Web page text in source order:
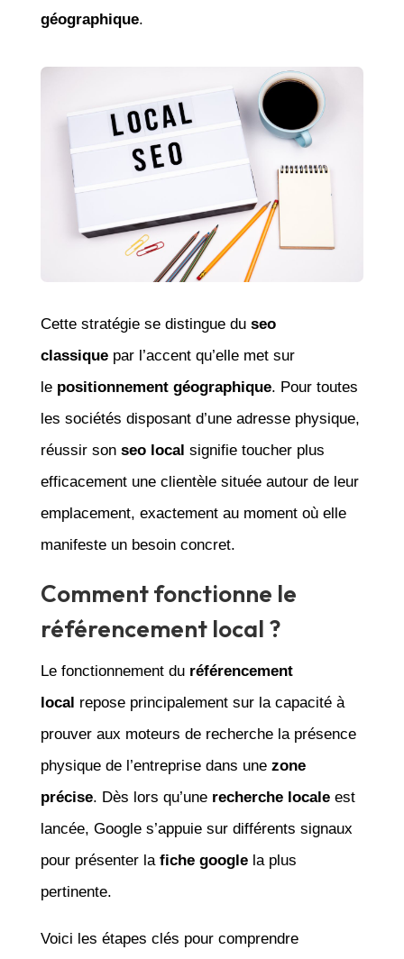
géographique.
Cette stratégie se distingue du seo
classiquepar l’accent qu’elle met sur
le positionnement géographique. Pour toutes
les sociétés disposant d’une adresse physique,
réussir son seo local signifie toucher plus
efficacement une clientèle située autour de leur
emplacement, exactement au moment où elle
manifeste un besoin concret.
Comment fonctionne le
référencement local ?
Le fonctionnement du référencement
local repose principalement sur la capacité à
prouver aux moteurs de recherche la présence
physique de l’entreprise dans une zone
précise. Dès lors qu’une recherche localeest
lancée, Google s’appuie sur différents signaux
pour présenter la fiche googlela plus
pertinente.
Voici les étapes clés pour comprendre